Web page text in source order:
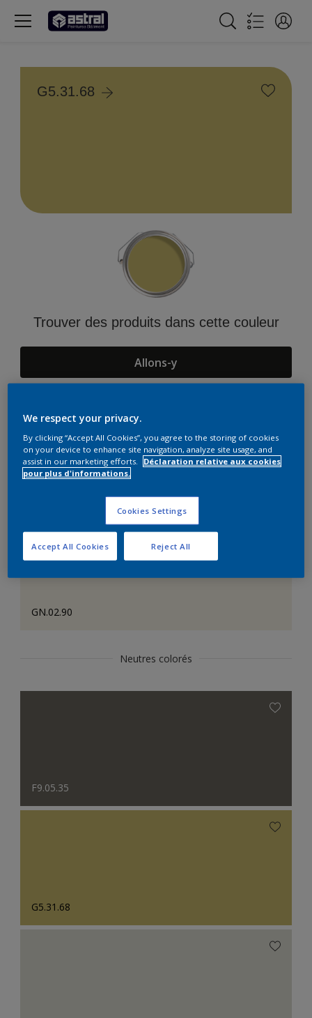
G5.31.68
Trouver des produits dans cette couleur
Allons-y
Suggestions d'Harmonies
GN.02.90
Neutres colorés
F9.05.35
G5.31.68
We respect your privacy.
By clicking “Accept All Cookies”, you agree to the storing of cookies
on your device to enhance site navigation, analyze site usage, and
assist in our marketing efforts.
Déclaration relative aux cookies
pour plus d'informations.
Cookies Settings
Reject All
Accept All Cookies